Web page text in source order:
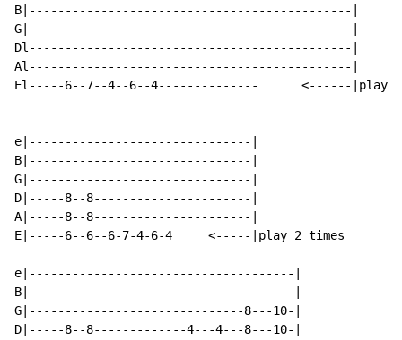
B|---------------------------------------------|
G|---------------------------------------------|
Dl---------------------------------------------|
Al---------------------------------------------|
El-----6--7--4--6--4--------------      <------|play 7
e|-------------------------------|
B|-------------------------------|
G|-------------------------------|
D|-----8--8----------------------|
A|-----8--8----------------------|
E|-----6--6--6-7-4-6-4     <-----|play 2 times
e|-------------------------------------|
B|-------------------------------------|
G|------------------------------8---10-|
D|-----8--8-------------4---4---8---10-|